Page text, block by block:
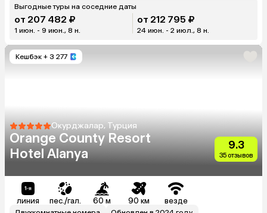
Выгодные туры на соседние даты
от 207 482 ₽
1 июн. - 9 июн., 8 н.
от 212 795 ₽
24 июн. - 2 июл., 8 н.
Кешбэк + 3 277
Окурджалар, Турция
Orange County Resort
Hotel Alanya
9.3
35 отзывов
линия пес./гал. 60 м 90 км везде